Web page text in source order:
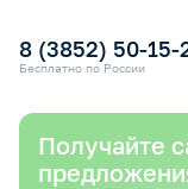
8 (3852) 50-15-
Бесплатно по России
Получайте